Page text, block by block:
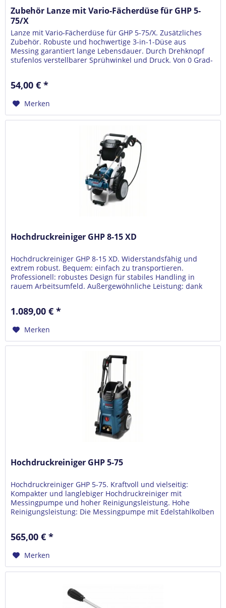
Zubehör Lanze mit Vario-Fächerdüse für GHP 5-
75/X
Lanze mit Vario-Fächerdüse für GHP 5-75/X. Zusätzliches
Zubehör. Robuste und hochwertige 3-in-1-Düse aus
Messing garantiert lange Lebensdauer. Durch Drehknopf
stufenlos verstellbarer Sprühwinkel und Druck. Von 0 Grad-
54,00 € *
Merken
Hochdruckreiniger GHP 8-15 XD
Hochdruckreiniger GHP 8-15 XD. Widerstandsfähig und
extrem robust. Bequem: einfach zu transportieren.
Professionell: robustes Design für stabiles Handling in
rauem Arbeitsumfeld. Außergewöhnliche Leistung: dank
1.089,00 € *
Merken
Hochdruckreiniger GHP 5-75
Hochdruckreiniger GHP 5-75. Kraftvoll und vielseitig:
Kompakter und langlebiger Hochdruckreiniger mit
Messingpumpe und hoher Reinigungsleistung. Hohe
Reinigungsleistung: Die Messingpumpe mit Edelstahlkolben
565,00 € *
Merken